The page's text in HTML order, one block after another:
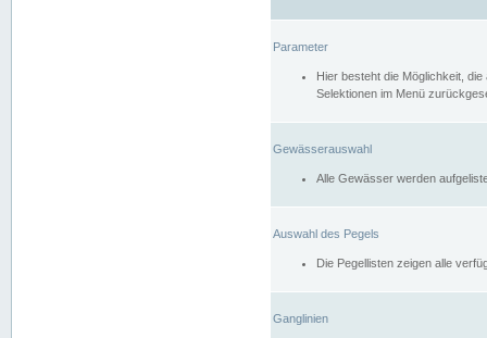
Parameter
Hier besteht die Möglichkeit,
Selektionen im Menü
Gewässerauswahl
Alle Gewässer werden
Auswahl des Pegels
Die Pegellisten zeigen alle
Ganglinien